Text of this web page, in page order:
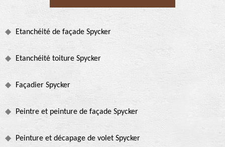
Etanchéité de façade Spycker
Etanchéité toiture Spycker
Façadier Spycker
Peintre et peinture de façade Spycker
Peinture et décapage de volet Spycker